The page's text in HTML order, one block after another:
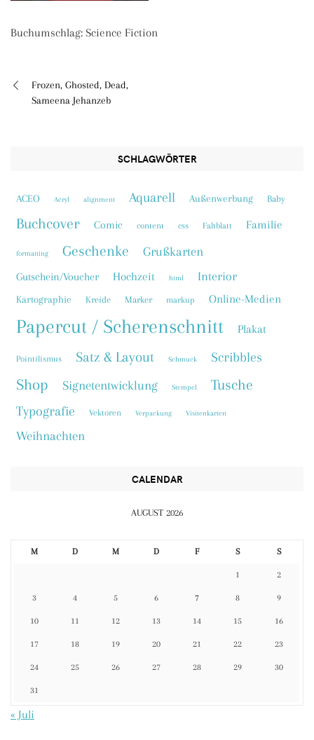
Buchumschlag: Science Fiction
Beitragsnavigation
Frozen, Ghosted, Dead,
Sameena Jehanzeb
SCHLAGWÖRTER
ACEO Acryl alignment Aquarell Außenwerbung Baby
Buchcover Comic content css Faltblatt Familie
formatting Geschenke Grußkarten
Gutschein/Voucher Hochzeit html Interior
Kartographie Kreide Marker markup Online-Medien
Papercut / Scherenschnitt Plakat
Pointilismus Satz & Layout Schmuck Scribbles
Shop Signetentwicklung Stempel Tusche
Typografie Vektoren Verpackung Visitenkarten
Weihnachten
CALENDAR
AUGUST 2026
M D M D F S S
1 2
3 4 5 6 7 8 9
10 11 12 13 14 15 16
17 18 19 20 21 22 23
24 25 26 27 28 29 30
31
« Juli